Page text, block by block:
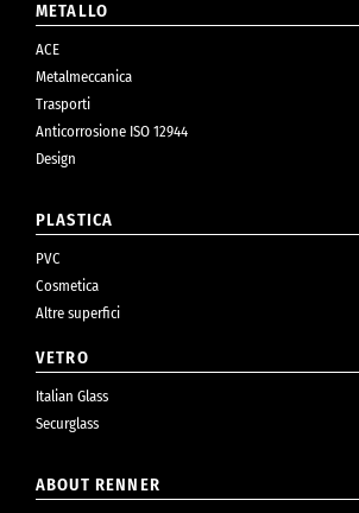
METALLO
ACE
Metalmeccanica
Trasporti
Anticorrosione ISO 12944
Design
PLASTICA
PVC
Cosmetica
Altre superfici
VETRO
Italian Glass
Securglass
ABOUT RENNER